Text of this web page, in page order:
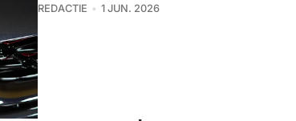
REDACTIE 1 JUN. 2026